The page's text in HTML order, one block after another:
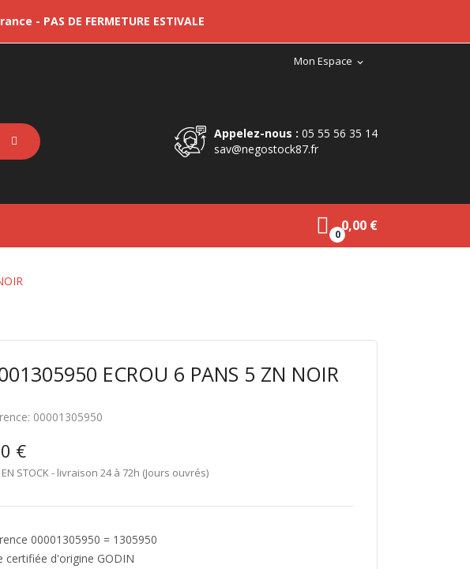
- PAS DE FERMETURE ESTIVALE
Mon Espace expand_more
0
0,00 €
Appelez-nous : 05 55 56 35 14
sav@negostock87.fr
ECROU 6 PANS 5 ZN NOIR
00001305950
€
EN STOCK - livraison 24 à 72h (Jours ouvrés)
00001305950 = 1305950
certifiée d'origine GODIN